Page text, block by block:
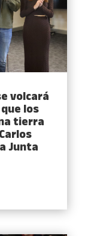
volcará
los
tierra
Junta